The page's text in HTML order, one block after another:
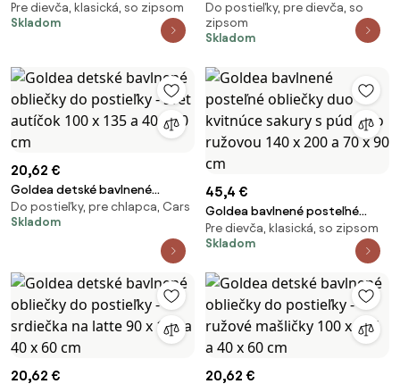
obliečky duo - ružové mašličky
s púdrovo ružovou 140 x 200 a
Pre dievča, klasická, so zipsom
Skladom
obliečky do postieľky - srdiečka
na púdrovo ružovom 90 x 120 a
40 x 60 cm
Do postieľky, pre dievča, so
zipsom
Skladom
20,62 €
Goldea detské bavlnené
obliečky do postieľky - svet
autíčok 100 x 135 a 40 x 60 cm
Do postieľky, pre chlapca, Cars
Skladom
45,4 €
Goldea bavlnené posteľné
obliečky duo - kvitnúce sakury s
púdrovo ružovou 140 x 200 a
Pre dievča, klasická, so zipsom
Skladom
20,62 € 20,62 €